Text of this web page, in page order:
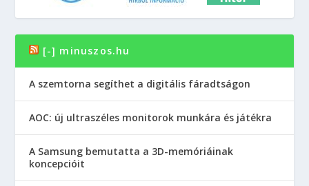
[-] minuszos.hu
A szemtorna segíthet a digitális fáradtságon
AOC: új ultraszéles monitorok munkára és játékra
A Samsung bemutatta a 3D-memóriáinak
koncepcióit